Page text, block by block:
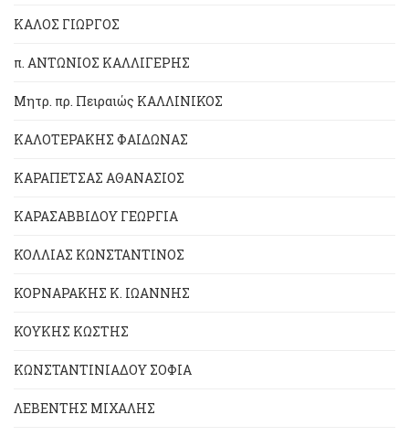
ΚΑΛΟΣ ΓΙΩΡΓΟΣ
π. ΑΝΤΩΝΙΟΣ ΚΑΛΛΙΓΕΡΗΣ
Μητρ. πρ. Πειραιώς ΚΑΛΛΙΝΙΚΟΣ
ΚΑΛΟΤΕΡΑΚΗΣ ΦΑΙΔΩΝΑΣ
ΚΑΡΑΠΕΤΣΑΣ ΑΘΑΝΑΣΙΟΣ
ΚΑΡΑΣΑΒΒΙΔΟΥ ΓΕΩΡΓΙΑ
ΚΟΛΛΙΑΣ ΚΩΝΣΤΑΝΤΙΝΟΣ
ΚΟΡΝΑΡΑΚΗΣ Κ. ΙΩΑΝΝΗΣ
ΚΟΥΚΗΣ ΚΩΣΤΗΣ
ΚΩΝΣΤΑΝΤΙΝΙΑΔΟΥ ΣΟΦΙΑ
ΛΕΒΕΝΤΗΣ ΜΙΧΑΛΗΣ